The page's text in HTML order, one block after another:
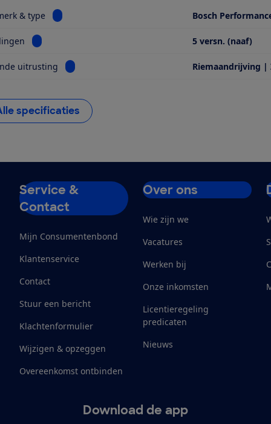
& type Bekijk informatie voor Motor, merk & type
Bosch
Bekijk informatie voor Versnellingen 5 versn. (naaf)
uitrusting Bekijk informatie voor Opvallende uitrusting
Riemaandrijving |
specificaties
Service &
Contact
Mijn Consumentenbond
Klantenservice
Contact
Stuur een bericht
Klachtenformulier
Wijzigen & opzeggen
Overeenkomst ontbinden
Over ons
Wie zijn we
Vacatures
Werken bij
Onze inkomsten
Licentieregeling
predicaten
Nieuws
Download de app